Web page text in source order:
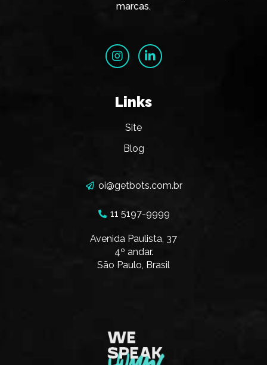
marcas.
Links
Site
Blog
oi@getbots.com.br
11 5197-9999
Avenida Paulista, 37
4º andar.
São Paulo, Brasil